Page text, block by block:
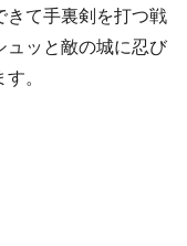
きて手裏剣を打つ戦
ッと敵の城に忍び
。